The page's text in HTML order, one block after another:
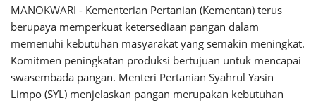
MANOKWARI - Kementerian Pertanian (Kementan) terus
berupaya memperkuat ketersediaan pangan dalam
memenuhi kebutuhan masyarakat yang semakin meningkat.
Komitmen peningkatan produksi bertujuan untuk mencapai
swasembada pangan. Menteri Pertanian Syahrul Yasin
Limpo (SYL) menjelaskan pangan merupakan kebutuhan